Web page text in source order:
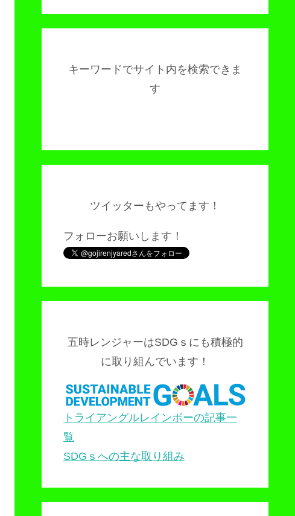
キーワードでサイト内を検索できま
す
ツイッターもやってます！
フォローお願いします！
五時レンジャーはSDGｓにも積極的
に取り組んでいます！
トライアングルレインボーの記事一
覧
SDGｓへの主な取り組み